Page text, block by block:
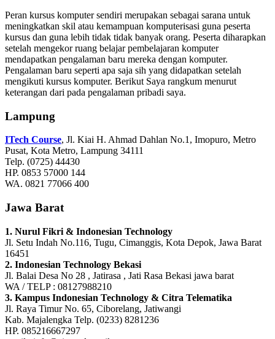
Peran kursus komputer sendiri merupakan sebagai sarana untuk
meningkatkan skil atau kemampuan komputerisasi guna peserta
kursus dan guna lebih tidak tidak banyak orang. Peserta diharapkan
setelah mengekor ruang belajar pembelajaran komputer
mendapatkan pengalaman baru mereka dengan komputer.
Pengalaman baru seperti apa saja sih yang didapatkan setelah
mengikuti kursus komputer. Berikut Saya rangkum menurut
keterangan dari pada pengalaman pribadi saya.
Lampung
ITech Course, Jl. Kiai H. Ahmad Dahlan No.1, Imopuro, Metro
Pusat, Kota Metro, Lampung 34111
Telp. (0725) 44430
HP. 0853 57000 144
WA. 0821 77066 400
Jawa Barat
1. Nurul Fikri & Indonesian Technology
Jl. Setu Indah No.116, Tugu, Cimanggis, Kota Depok, Jawa Barat
16451
2. Indonesian Technology Bekasi
Jl. Balai Desa No 28 , Jatirasa , Jati Rasa Bekasi jawa barat
WA / TELP : 08127988210
3. Kampus Indonesian Technology & Citra Telematika
Jl. Raya Timur No. 65, Ciborelang, Jatiwangi
Kab. Majalengka Telp. (0233) 8281236
HP. 085216667297